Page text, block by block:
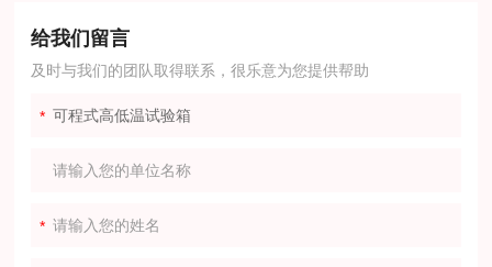
给我们留言
及时与我们的团队取得联系，很乐意为您提供帮助